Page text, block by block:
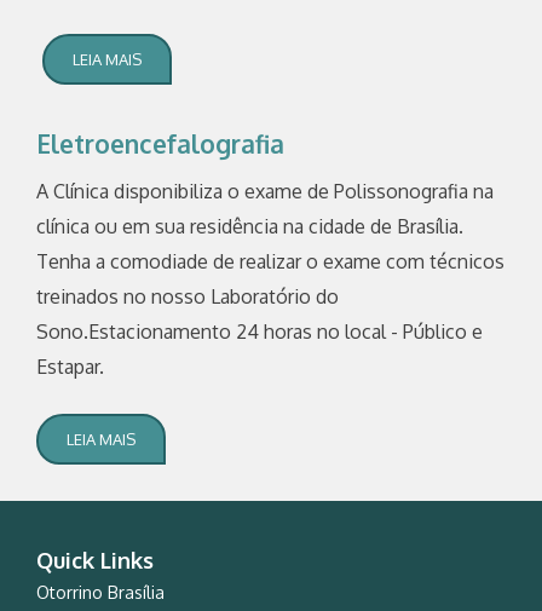
LEIA MAIS
Eletroencefalografia
A Clínica disponibiliza o exame de Polissonografia na
clínica ou em sua residência na cidade de Brasília.
Tenha a comodiade de realizar o exame com técnicos
treinados no nosso Laboratório do
Sono.Estacionamento 24 horas no local - Público e
Estapar.
LEIA MAIS
Quick Links
Otorrino Brasília